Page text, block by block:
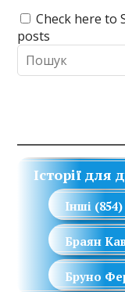
Check here to
posts
Історії для
Інші (854)
Браян
Бруно